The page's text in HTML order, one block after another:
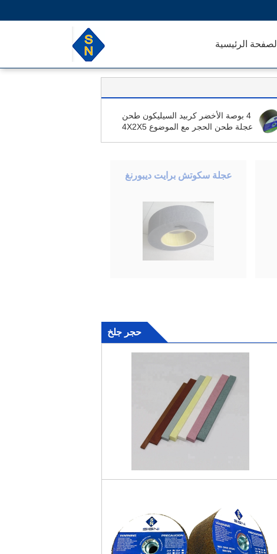
الصفحة الرئيسية
4 بوصة الأخضر كربيد السيليكون طحن
عجلة طحن الحجر مع الموضوع 4X2X5
عجلة سكوتش برايت ديبورنغ
حجر جلخ